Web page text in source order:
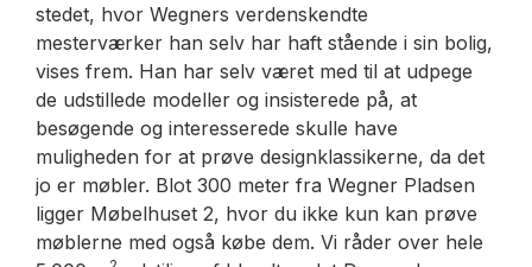
stedet, hvor Wegners verdenskendte
mesterværker han selv har haft stående i sin bolig,
vises frem. Han har selv været med til at udpege
de udstillede modeller og insisterede på, at
besøgende og interesserede skulle have
muligheden for at prøve designklassikerne, da det
jo er møbler. Blot 300 meter fra Wegner Pladsen
ligger Møbelhuset 2, hvor du ikke kun kan prøve
møblerne med også købe dem. Vi råder over hele